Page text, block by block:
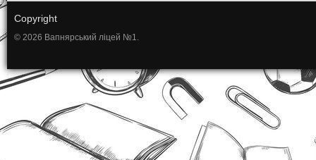
Copyright
© 2026 Вапнярський ліцей №1.